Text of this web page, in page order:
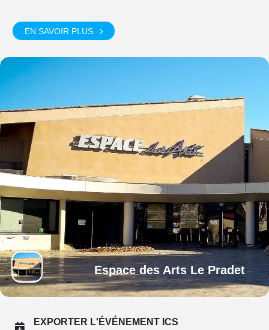
EN SAVOIR PLUS
Espace des Arts Le Pradet
EXPORTER L'ÉVÉNEMENT ICS